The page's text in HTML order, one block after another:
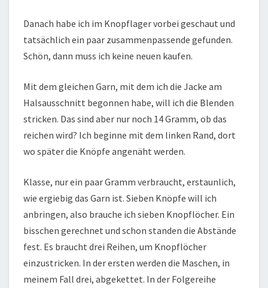
Danach habe ich im Knopflager vorbei geschaut und
tatsächlich ein paar zusammenpassende gefunden.
Schön, dann muss ich keine neuen kaufen.
Mit dem gleichen Garn, mit dem ich die Jacke am
Halsausschnitt begonnen habe, will ich die Blenden
stricken. Das sind aber nur noch 14 Gramm, ob das
reichen wird? Ich beginne mit dem linken Rand, dort
wo später die Knöpfe angenäht werden.
Klasse, nur ein paar Gramm verbraucht, erstaunlich,
wie ergiebig das Garn ist. Sieben Knöpfe will ich
anbringen, also brauche ich sieben Knopflöcher. Ein
bisschen gerechnet und schon standen die Abstände
fest. Es braucht drei Reihen, um Knopflöcher
einzustricken. In der ersten werden die Maschen, in
meinem Fall drei, abgekettet. In der Folgereihe